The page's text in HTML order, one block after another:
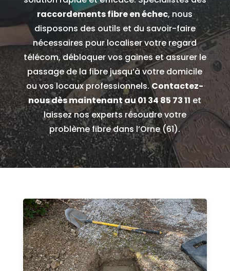
raccordements fibre en échec, nous
disposons des outils et du savoir-faire
nécessaires pour localiser votre regard
télécom, débloquer vos gaines et assurer le
passage de la fibre jusqu’à votre domicile
ou vos locaux professionnels.Contactez-
nous dès maintenant au01 34 85 73 11 et
laissez nos experts résoudre votre
problème fibre dans l’Orne (61).